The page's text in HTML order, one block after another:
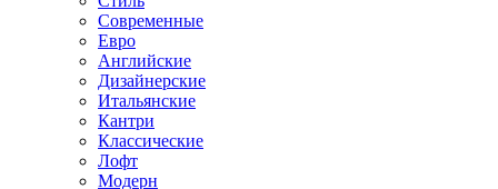
Современные
Евро
Английские
Дизайнерские
Итальянские
Кантри
Классические
Лофт
Модерн